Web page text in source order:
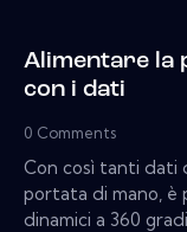
Alimentare la
con i dati
0 Comments
Con così tanti dati
portata di mano, è
dinamici a 360